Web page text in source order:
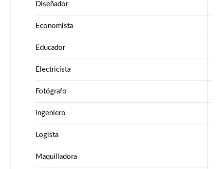
Diseñador
Economista
Educador
Electricista
Fotógrafo
ingeniero
Logista
Maquilladora